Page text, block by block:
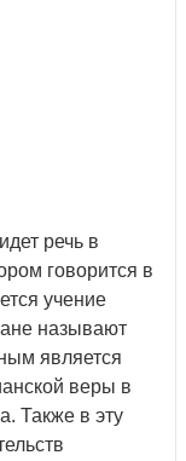
речь в
говорится в
учение
называют
является
веры в
Также в эту